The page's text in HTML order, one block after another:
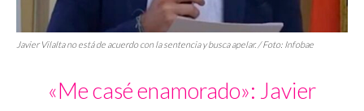
Javier Vilalta no está de acuerdo con la sentencia y busca apelar. / Foto: Infobae
«Me casé enamorado»: Javier